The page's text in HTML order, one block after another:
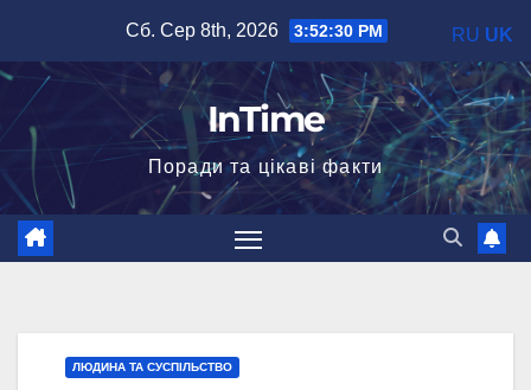
вмісту
Сб. Сер 8th, 2026 3:52:31 PM
InTime
Поради та цікаві факти
ЛЮДИНА ТА СУСПІЛЬСТВО
RU UK